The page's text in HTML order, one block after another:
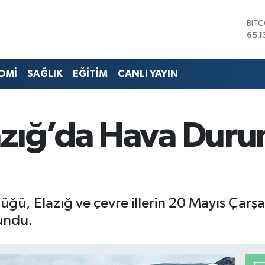
SAĞLIK EĞİTİM CANLI YAYIN
Hava
Elazığ ve çevre illerin 20 Mayıs